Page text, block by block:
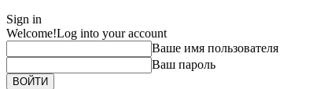
Sign in
Welcome!Log into your account
Ваше имя пользователя
Ваш пароль